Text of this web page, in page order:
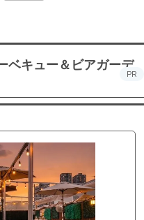
ベキュー＆ビアガーデ
PR